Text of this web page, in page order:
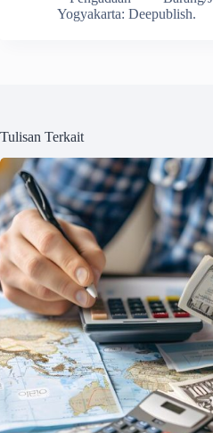
Yogyakarta: Deepublish.
Tulisan Terkait